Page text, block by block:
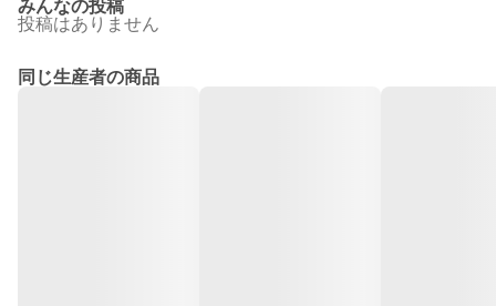
みんなの投稿
投稿はありません
同じ生産者の商品